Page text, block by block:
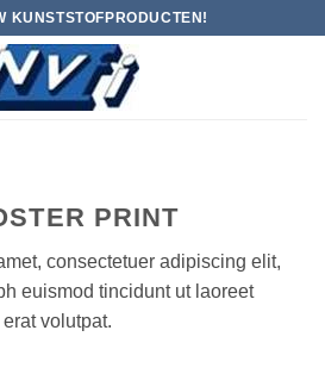
KUNSTSTOFPRODUCTEN!
PRINT
consectetuer adipiscing elit,
euismod tincidunt ut laoreet
volutpat.